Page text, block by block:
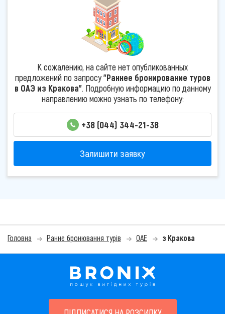
К сожалению, на сайте нет опубликованных
предложений по запросу"Раннее бронирование туров
в ОАЭ из Кракова". Подробную информацию по данному
направлению можно узнать по телефону:
+38 (044) 344-21-38
Залишити заявку
Головна Раннє бронювання турів ОАЕ з Кракова